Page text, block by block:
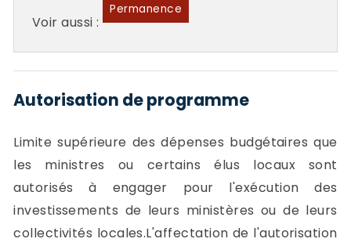
Voir aussi :
Permanence
Autorisation de programme
Limite supérieure des dépenses budgétaires que
les ministres ou certains élus locaux sont
autorisés à engager pour l'exécution des
investissements de leurs ministères ou de leurs
collectivités locales.L'affectation de l'autorisation